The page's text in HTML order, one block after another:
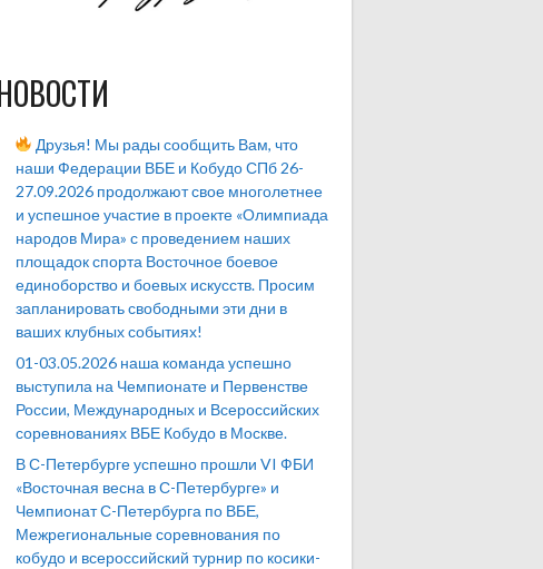
Друзья! Мы рады сообщить Вам, что
наши Федерации ВБЕ и Кобудо СПб 26-
27.09.2026 продолжают свое многолетнее
и успешное участие в проекте «Олимпиада
народов Мира» с проведением наших
площадок спорта Восточное боевое
единоборство и боевых искусств. Просим
запланировать свободными эти дни в
ваших клубных событиях!
01-03.05.2026 наша команда успешно
выступила на Чемпионате и Первенстве
России, Международных и Всероссийских
соревнованиях ВБЕ Кобудо в Москве.
В С-Петербурге успешно прошли VI ФБИ
«Восточная весна в С-Петербурге» и
Чемпионат С-Петербурга по ВБЕ,
Межрегиональные соревнования по
кобудо и всероссийский турнир по косики-